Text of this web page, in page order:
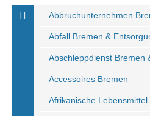
Abbruchunternehmen
Abfall Bremen &
Abschleppdienst Bremen
Accessoires Bremen
Afrikanische